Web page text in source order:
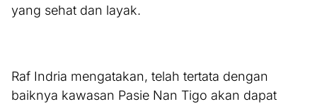
yang sehat dan layak.
Raf Indria mengatakan, telah tertata dengan
baiknya kawasan Pasie Nan Tigo akan dapat